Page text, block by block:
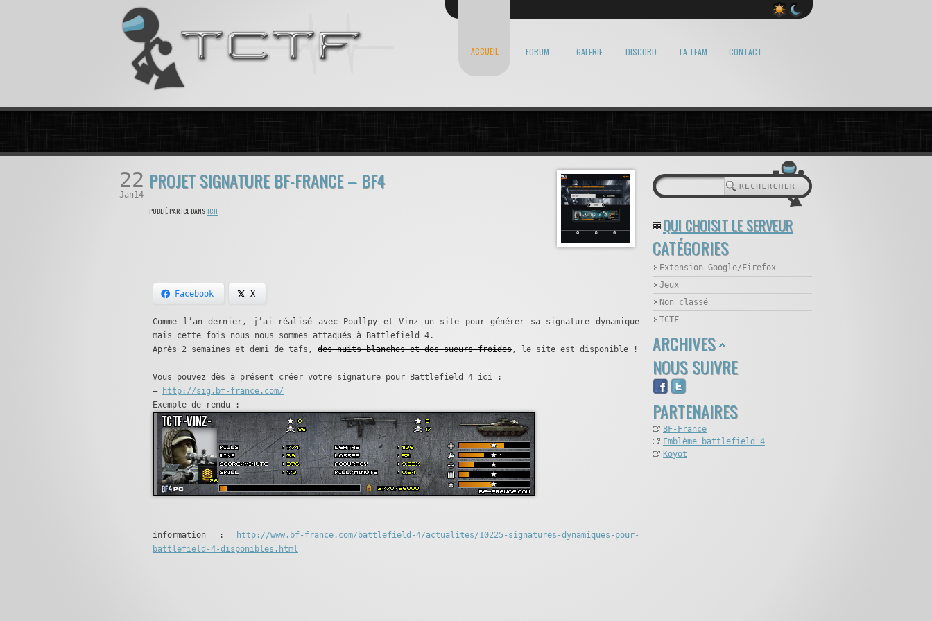
ACCUEIL FORUM GALERIE DISCORD LA TEAM CONTACT
22
Jan14
PROJET SIGNATURE BF-FRANCE – BF4
PUBLIÉ PAR ICE DANSTCTF
Facebook X
Comme l’an dernier, j’ai réalisé avec Poullpy et Vinz un site pour générer sa signature dynamique
mais cette fois nous nous sommes attaqués à Battlefield 4.
Après 2 semaines et demi de tafs, des nuits blanches et des sueurs froides , le site est disponible !
Vous pouvez dès à présent créer votre signature pour Battlefield 4 ici :
– http://sig.bf-france.com/
Exemple de rendu :
information :
http://www.bf-france.com/battlefield-4/actualites/10225-signatures-dynamiques-pour-
battlefield-4-disponibles.html
QUI CHOISIT LE SERVEUR
CATÉGORIES
Extension Google/Firefox
Jeux
Non classé
TCTF
ARCHIVES
NOUS SUIVRE
PARTENAIRES
BF-France
Emblème battlefield 4
Koyöt